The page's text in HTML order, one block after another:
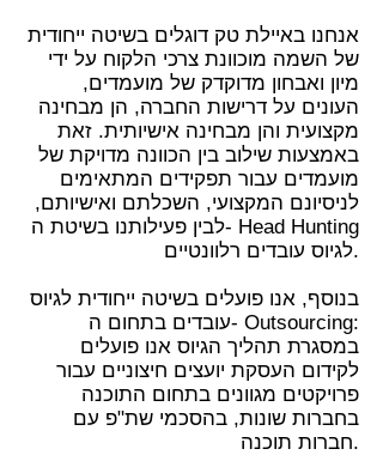
אנחנו באיילת טק דוגלים בשיטה ייחודית
של השמה מוכוונת צרכי הלקוח על ידי
מיון ואבחון מדוקדק של מועמדים,
העונים על דרישות החברה, הן מבחינה
מקצועית והן מבחינה אישיותית. זאת
באמצעות שילוב בין הכוונה מדויקת של
מועמדים עבור תפקידים המתאימים
לניסיונם המקצועי, השכלתם ואישיותם,
לבין פעילותנו בשיטת ה- Head Hunting
לגיוס עובדים רלוונטיים.
בנוסף, אנו פועלים בשיטה ייחודית לגיוס
עובדים בתחום ה- Outsourcing:
במסגרת תהליך הגיוס אנו פועלים
לקידום העסקת יועצים חיצוניים עבור
פרויקטים מגוונים בתחום התוכנה
בחברות שונות, בהסכמי שת"פ עם
חברות תוכנה.